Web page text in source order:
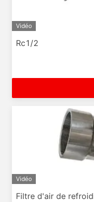
Vidéo
Rc1/2
Vidéo
Filtre d'air de